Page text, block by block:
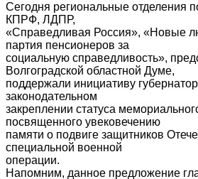
Сегодня региональные отделения
КПРФ, ЛДПР,
«Справедливая Россия», «Новые
партия пенсионеров за
социальную справедливость»,
Волгоградской областной Думе,
поддержали инициативу
законодательном
закреплении статуса
посвященного увековечению
памяти о подвиге защитников
специальной военной
операции.
Напомним, данное предложение